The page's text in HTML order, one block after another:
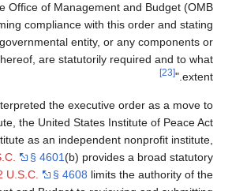
director of the Office of Management and
confirming compliance with this order
whether the governmental entity, or any
functions thereof, are statutorily required
have interpreted the executive order as
the institute, the United States Institute of
the institute as an independent
and 22 U.S.C. § 4601 (b) provides a broad
[14] 22 U.S.C. § 4608limits the